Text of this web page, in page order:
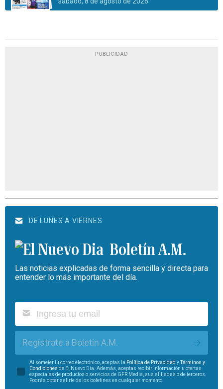
PUBLICIDAD
DE LUNES A VIERNES
Boletín A.M.
Las noticias explicadas de forma sencilla y directa para
entender lo más importante del día.
Regístrate a Boletín A.M.
Al someter tu correo electrónico, aceptas la Política de Privacidad yTérminos y
Condiciones de El Nuevo Día. Además, aceptas recibir información u ofertas
especiales de productos o servicios de GFR Media, sus afiliadas o de terceros.
Podrás optar salirte de los boletines en cualquier momento.